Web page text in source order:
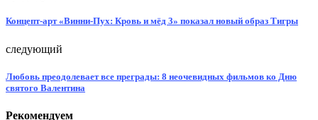
Концепт-арт «Винни-Пух: Кровь и мёд 3» показал новый образ Тигры
следующий
Любовь преодолевает все преграды: 8 неочевидных фильмов ко Дню
святого Валентина
Рекомендуем